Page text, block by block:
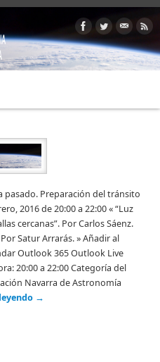
pasado. Preparación del tránsito
2016 de 20:00 a 22:00 « “Luz
cercanas”. Por Carlos Sáenz.
Satur Arrarás. » Añadir al
Outlook 365 Outlook Live
20:00 a 22:00 Categoría del
Navarra de Astronomía
→